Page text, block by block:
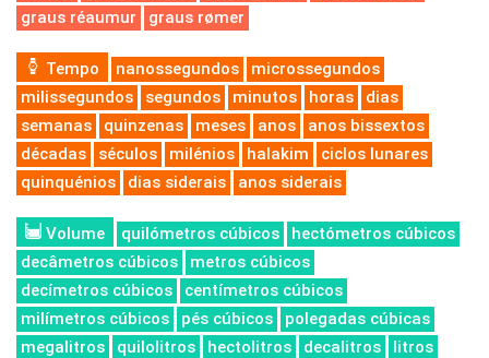
graus réaumur
graus rømer
Tempo nanossegundos
microssegundos
milissegundos
segundos minutos horas
dias
semanas
quinzenas meses anos
anos bissextos
décadas
séculos milénios halakim
ciclos lunares
quinquénios
dias siderais anos siderais
Volume quilómetros cúbicos
hectómetros cúbicos
decâmetros cúbicos
metros cúbicos
decímetros cúbicos
centímetros cúbicos
milímetros cúbicos
pés cúbicos
polegadas cúbicas
megalitros
quilolitros hectolitros decalitros
litros